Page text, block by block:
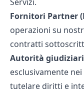
Fornitori Partner
operazioni su
contratti
Autorità
esclusivamente
tutelare diritti e